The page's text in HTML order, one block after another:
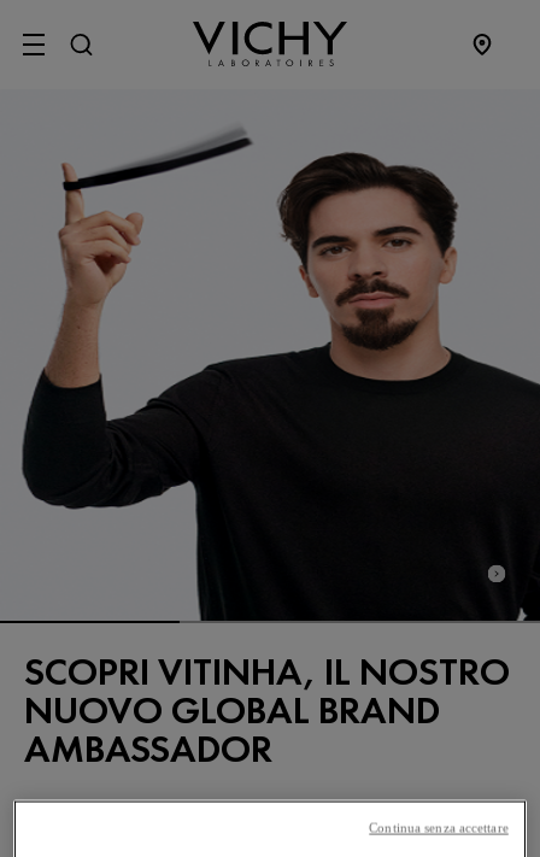
SITE MENU
SCOPRI VITINHA, IL NOSTRO
NUOVO GLOBAL BRAND
AMBASSADOR
Continua senza accettare